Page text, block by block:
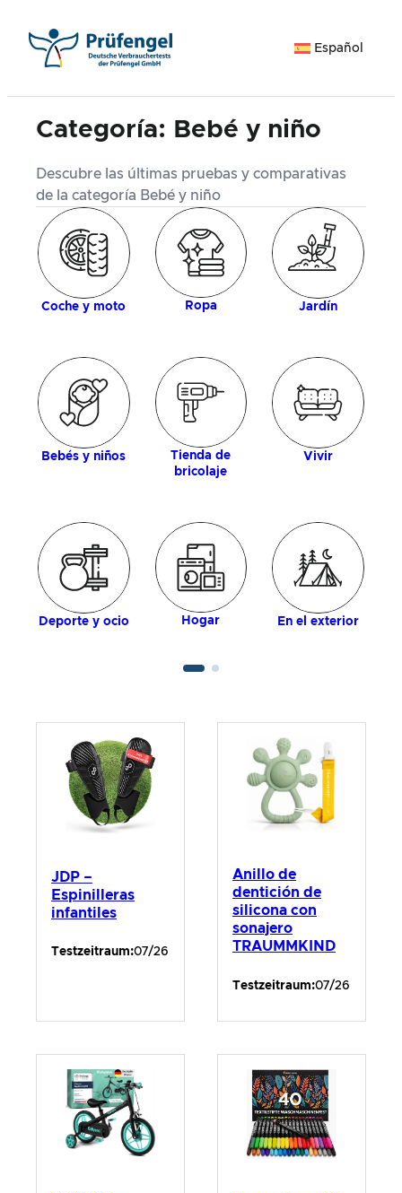
contenido
Español
Categoría: Bebé y niño
Descubre las últimas pruebas y comparativas
de la categoría Bebé y niño
Coche y moto Ropa Jardín
Bebés y niños
Tienda de
bricolaje
Vivir
Deporte y ocio Hogar En el exterior
JDP –
Espinilleras
infantiles
Testzeitraum:07/26
Anillo de
dentición de
silicona con
sonajero
TRAUMMKIND
Testzeitraum:07/26